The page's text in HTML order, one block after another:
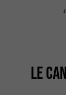
LE